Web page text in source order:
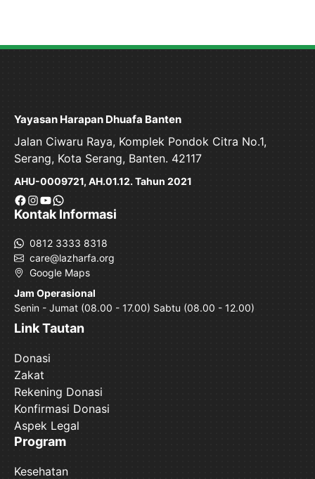
Yayasan Harapan Dhuafa Banten
Jalan Ciwaru Raya, Komplek Pondok Citra No.1,
Serang, Kota Serang, Banten. 42117
AHU-0009721, AH.01.12. Tahun 2021
Facebook
Instagram
YouTube
WhatsApp
Kontak Informasi
0812 3333 8318
care@lazharfa.org
Google Maps
Jam Operasional
Senin - Jumat (08.00 - 17.00) Sabtu (08.00 - 12.00)
Link Tautan
Donasi
Zakat
Rekening Donasi
Konfirmasi Donasi
Aspek Legal
Program
Kesehatan